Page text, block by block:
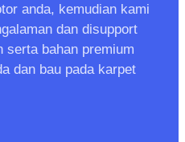
anda, kemudian kami
dan disupport
serta bahan premium
dan bau pada karpet